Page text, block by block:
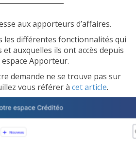
aux apporteurs d’affaires.
les différentes fonctionnalités qui
auxquelles ils ont accès depuis
Apporteur.
demande ne se trouve pas sur
vous référer à cet article.